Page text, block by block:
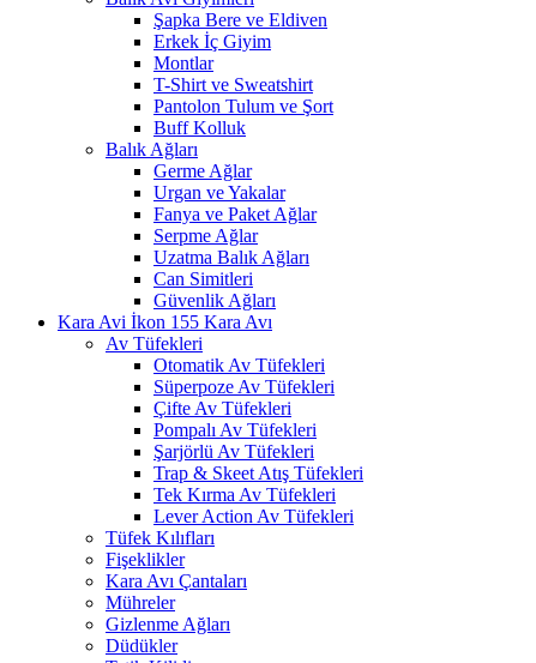
Şapka Bere ve Eldiven
Erkek İç Giyim
Montlar
T-Shirt ve Sweatshirt
Pantolon Tulum ve Şort
Buff Kolluk
Balık Ağları
Germe Ağlar
Urgan ve Yakalar
Fanya ve Paket Ağlar
Serpme Ağlar
Uzatma Balık Ağları
Can Simitleri
Güvenlik Ağları
Kara Avı
Av Tüfekleri
Otomatik Av Tüfekleri
Süperpoze Av Tüfekleri
Çifte Av Tüfekleri
Pompalı Av Tüfekleri
Şarjörlü Av Tüfekleri
Trap & Skeet Atış Tüfekleri
Tek Kırma Av Tüfekleri
Lever Action Av Tüfekleri
Tüfek Kılıfları
Fişeklikler
Kara Avı Çantaları
Mühreler
Gizlenme Ağları
Düdükler